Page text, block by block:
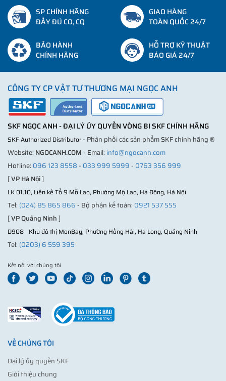
SP CHÍNH HÃNG
ĐẦY ĐỦ CO, CQ
GIAO HÀNG
TOÀN QUỐC 24/7
BẢO HÀNH
CHÍNH HÃNG
HỖ TRỢ KỸ THUẬT
BÁO GIÁ 24/7
CÔNG TY CP VẬT TƯ THƯƠNG MẠI NGỌC ANH
SKF NGỌC ANH - ĐẠI LÝ ỦY QUYỀN VÒNG BI SKF CHÍNH HÃNG
SKF Authorized Distributor- Phân phối các sản phẩm SKF chính hãng ®
Website: NGOCANH.COM- Email: info@ngocanh.com
Hotline: 096 123 8558- 033 999 5999- 0763 356 999
[VP Hà Nội]
LK 01.10, Liền kề Tổ 9 Mỗ Lao, Phường Mộ Lao, Hà Đông, Hà Nội
Tel: (024) 85 865 866- Bộ phận kế toán: 0921 537 555
[VP Quảng Ninh]
D908 - Khu đô thị MonBay, Phường Hồng Hải, Hạ Long, Quảng Ninh
Tel: (0203) 6 559 395
Kết nối với chúng tôi
VỀ CHÚNG TÔI
Đại lý ủy quyền SKF
Giới thiệu chung